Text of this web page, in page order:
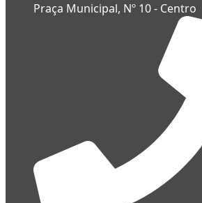
Praça Municipal, Nº 10 - Centro